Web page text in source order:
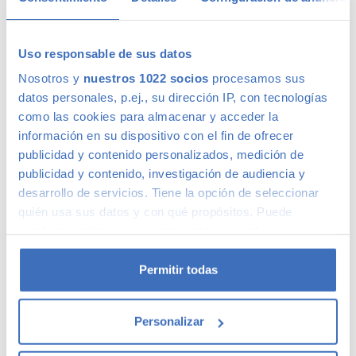
Uso responsable de sus datos
Nosotros y nuestros 1022 socios procesamos sus
datos personales, p.ej., su dirección IP, con tecnologías
como las cookies para almacenar y acceder la
información en su dispositivo con el fin de ofrecer
publicidad y contenido personalizados, medición de
publicidad y contenido, investigación de audiencia y
desarrollo de servicios. Tiene la opción de seleccionar
quién usa sus datos y con qué propósitos. Puede
momento desde la Declaración de cookies o clicando en
el Menú de consentimiento.
Recopilar información sobre su ubicación
geográfica que puede tener una precisión de varios
Permitir todas
Personalizar
Calidad Canalcar
Compra con total tranquilidad, sólo 1 de cada 4 coches
acaba siendo un coche Canalcar.Saber más